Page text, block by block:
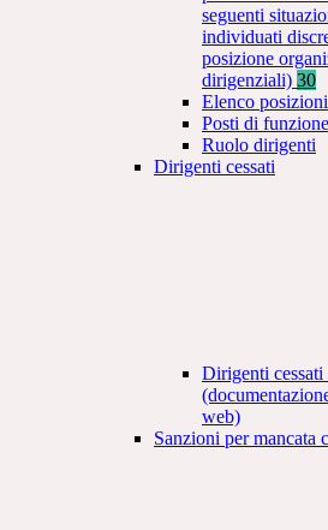
seguenti
individuati
posizione
dirigenziali) 30
Elenco
Posti di
Ruolo dirigenti
Dirigenti cessati
Dirigenti
web)
Sanzioni per mancata